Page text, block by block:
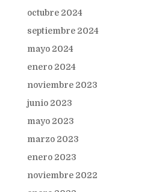
octubre 2024
septiembre 2024
mayo 2024
enero 2024
noviembre 2023
junio 2023
mayo 2023
marzo 2023
enero 2023
noviembre 2022